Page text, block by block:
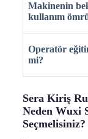
Makinenin
kullanım
Operatör
mi?
Sera Kiriş
Neden Wuxi
Seçmelisiniz?